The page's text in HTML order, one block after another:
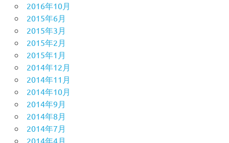
2016年10月
2015年6月
2015年3月
2015年2月
2015年1月
2014年12月
2014年11月
2014年10月
2014年9月
2014年8月
2014年7月
2014年4月